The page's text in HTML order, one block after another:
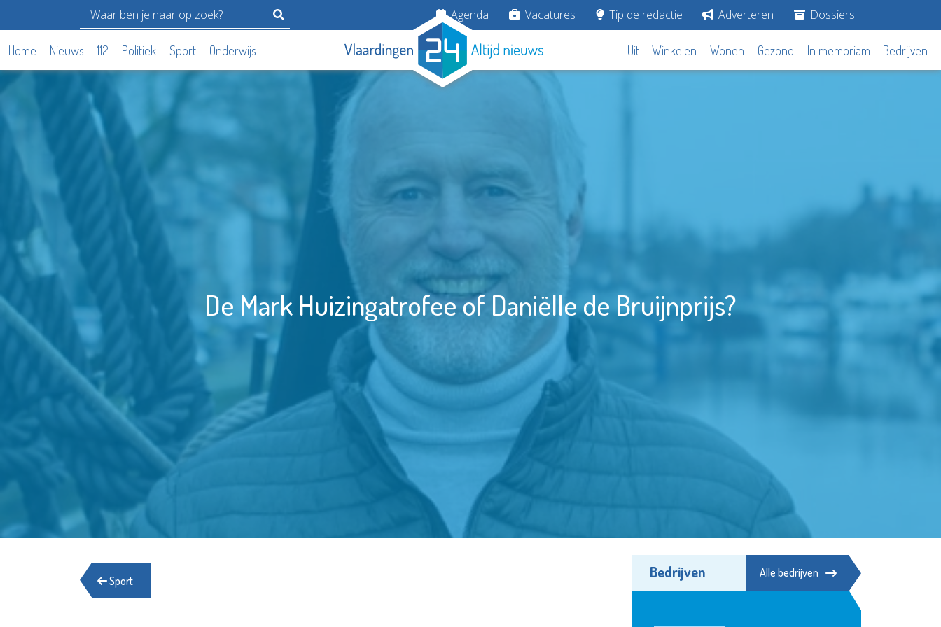
Agenda Vacatures Tip de redactie Adverteren Dossiers
Home Nieuws 112 Politiek Sport Onderwijs Uit Winkelen Wonen Gezond In memoriam Bedrijven
De Mark Huizingatrofee of Daniëlle de Bruijnprijs?
Sport Bedrijven Alle bedrijven